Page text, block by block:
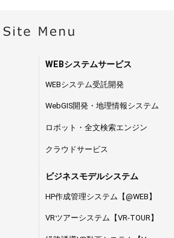
WEBシステムサービス
WEBシステム受託開発
WebGIS開発・地理情報システム
ロボット・全文検索エンジン
クラウドサービス
ビジネスモデルシステム
HP作成管理システム【@WEB】
VRツアーシステム【VR-TOUR】